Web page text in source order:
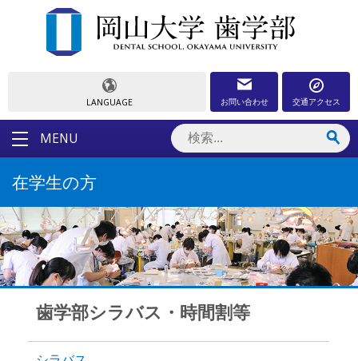
LANGUAGE お問い合わせ 交通アクセス
MENU
在学生の方
歯学部シラバス・時間割等